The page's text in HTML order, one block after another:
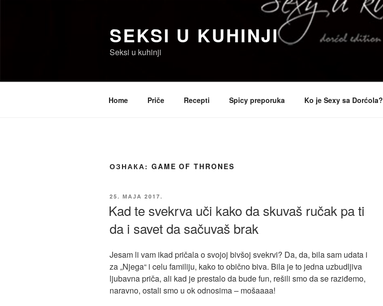
SEKSI U KUHINJI
Seksi u kuhinji
Home Priče Recepti Spicy preporuka Ko je Sexy sa Dorćola?
ОЗНАКА: GAME OF THRONES
ОБЈАВЉЕНО
25. МАЈА 2017.
Kad te svekrva uči kako da skuvaš ručak pa ti
da i savet da sačuvaš brak
Jesam li vam ikad pričala o svojoj bivšoj svekrvi? Da, da, bila sam udata i
za „Njega“ i celu familiju, kako to obično biva. Bila je to jedna uzbudljiva
ljubavna priča, ali kad je prestalo da bude fun, rešili smo da se raziđemo,
naravno, ostali smo u ok odnosima – mošaaaa!